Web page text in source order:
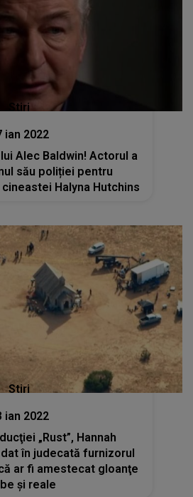
Stiri
ian 2022
Alec Baldwin! Actorul a
său poliției pentru
Halyna Hutchins
Stiri
ian 2022
„Rust”, Hannah
în judecată furnizorul
ar fi amestecat gloanţe
şi reale